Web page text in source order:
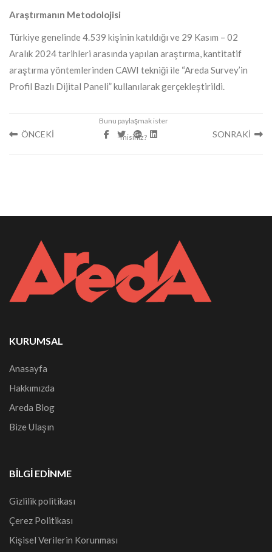
Araştırmanın Metodolojisi
Türkiye genelinde 4.539 kişinin katıldığı ve 29 Kasım – 02
Aralık 2024 tarihleri arasında yapılan araştırma, kantitatif
araştırma yöntemlerinden CAWI tekniği ile “Areda Survey’in
Profil Bazlı Dijital Paneli” kullanılarak gerçekleştirildi.
ÖNCEKİ SONRAKİ
KURUMSAL
Anasayfa
Hakkımızda
Areda Blog
Bize Ulaşın
BILGI EDINME
Gizlilik politikası
Çerez Politikası
Kişisel Verilerin Korunması